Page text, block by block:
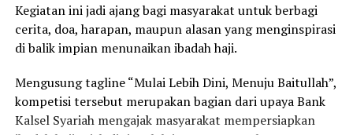
memperkuat persaudaraan sekaligus membangun
prestasi sepak bola Banua.
baik, lancar, serta mendapat bimbingan dan petunjuk
dari Allah SWT. Atas nama Pemerintah Provinsi
Kalimantan Selatan, saya menyampaikan apresiasi
Kegiatan ini jadi ajang bagi masyarakat untuk berbagi
cerita, doa, harapan, maupun alasan yang menginspirasi
di balik impian menunaikan ibadah haji.
Mengusung tagline “Mulai Lebih Dini, Menuju Baitullah”,
kompetisi tersebut merupakan bagian dari upaya Bank
Kalsel Syariah mengajak masyarakat mempersiapkan